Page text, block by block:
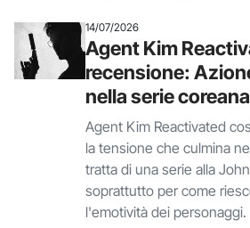
14/07/2026
Agent Kim
recensione:
nella serie
Agent Kim Reactivated
la tensione che culmina
tratta di una serie alla
soprattutto per come
l'emotività dei personaggi.